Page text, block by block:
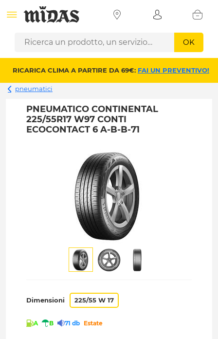
OK
RICARICA CLIMA A PARTIRE DA 69€: FAI UN PREVENTIVO!
pneumatici
PNEUMATICO CONTINENTAL
225/55R17 W97 CONTI
ECOCONTACT 6 A-B-B-71
Dimensioni 225/55 W 17
A B 71 db Estate